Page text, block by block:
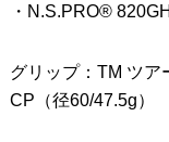
・N.S.PRO®
グリップ：TM ツア
CP（径60/47.5g）